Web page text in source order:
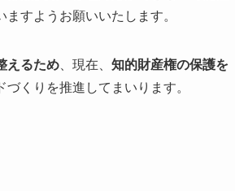
すようお願いいたします。
えるため 、現在、 知的財産権の保護を
くりを推進してまいります。